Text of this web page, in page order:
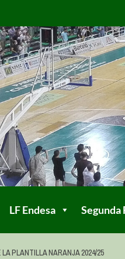
LF Endesa Segunda
PLANTILLA NARANJA 2024/25